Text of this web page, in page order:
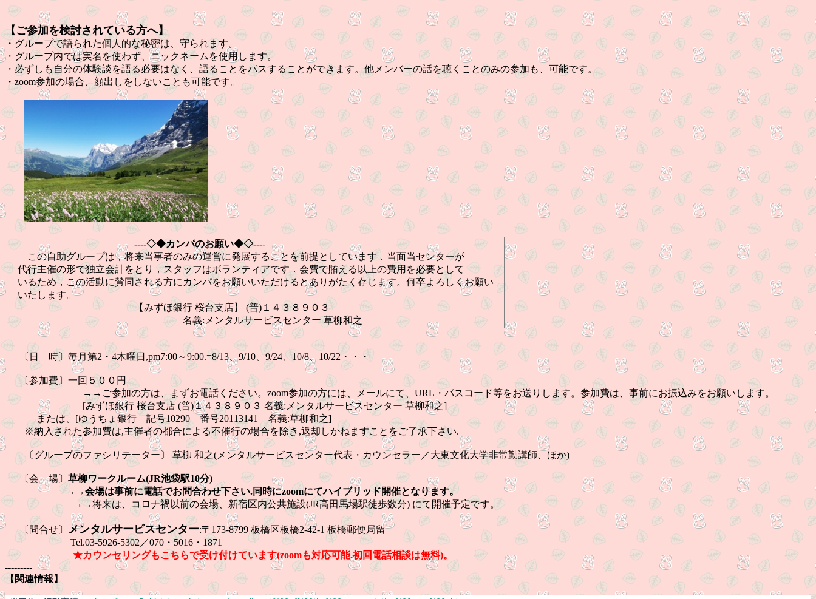
【ご参加を検討されている方へ】
・グループで語られた個人的な秘密は、守られます。
・グループ内では実名を使わず、ニックネームを使用します。
・必ずしも自分の体験談を語る必要はなく、語ることをパスすることができます。他メンバーの話を聴くことのみの参加も、可能です。
・zoom参加の場合、顔出しをしないことも可能です。
----◇◆カンパのお願い◆◇----
この自助グループは，将来当事者のみの運営に発展することを前提としています．当面当センターが
代行主催の形で独立会計をとり，スタッフはボランティアです．会費で賄える以上の費用を必要として
いるため，この活動に賛同される方にカンパをお願いいただけるとありがたく存じます。何卒よろしくお願い
いたします。
【みずほ銀行 桜台支店】 (普)１４３８９０３
名義:メンタルサービスセンター 草柳和之
〔日 時〕毎月第2・4木曜日,pm7:00～9:00.=8/13、9/10、9/24、10/8、10/22・・・
〔参加費〕一回５００円
→→ご参加の方は、まずお電話ください。zoom参加の方には、メールにて、URL・パスコード等をお送りします。参加費は、事前にお振込みをお願いします。
[みずほ銀行 桜台支店 (普)１４３８９０３ 名義:メンタルサービスセンター 草柳和之]
または、[ゆうちょ銀行 記号10290 番号20113141 名義:草柳和之]
※納入された参加費は,主催者の都合による不催行の場合を除き,返却しかねますことをご了承下さい.
〔グループのファシリテーター〕 草柳 和之(メンタルサービスセンター代表・カウンセラー／大東文化大学非常勤講師、ほか)
〔会 場〕 草柳ワークルーム(JR池袋駅10分)
→→会場は事前に電話でお問合わせ下さい.同時にzoomにてハイブリッド開催となります。
→→将来は、コロナ禍以前の会場、新宿区内公共施設(JR高田馬場駅徒歩数分) にて開催予定です。
〔問合せ〕 メンタルサービスセンター:〒173-8799 板橋区板橋2-42-1 板橋郵便局留
Tel.03-5926-5302／070・5016・1871
★カウンセリングもこちらで受け付けています(zoomも対応可能.初回電話相談は無料)。
---------
【関連情報】